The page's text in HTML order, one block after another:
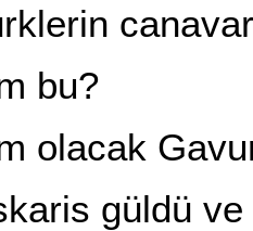
Gavur
güldü ve